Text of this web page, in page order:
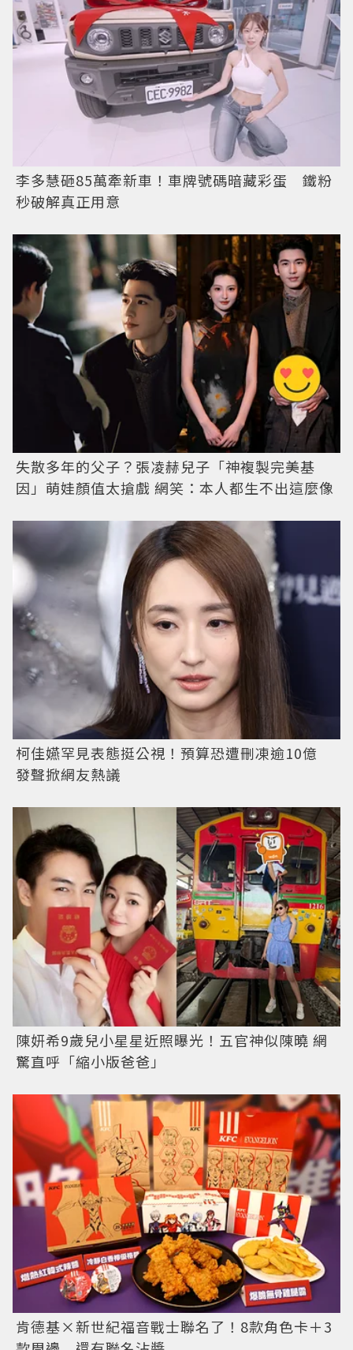
李多慧砸85萬牽新車！車牌號碼暗藏彩蛋 鐵粉
秒破解真正用意
失散多年的父子？張凌赫兒子「神複製完美基
因」萌娃顏值太搶戲 網笑：本人都生不出這麼像
柯佳嬿罕見表態挺公視！預算恐遭刪凍逾10億
發聲掀網友熱議
陳妍希9歲兒小星星近照曝光！五官神似陳曉 網
驚直呼「縮小版爸爸」
肯德基×新世紀福音戰士聯名了！8款角色卡＋3